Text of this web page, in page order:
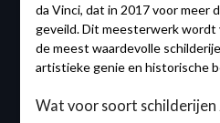
da Vinci, dat in 2017 voor meer
geveild. Dit meesterwerk wordt
de meest waardevolle
artistieke genie en historische
Wat voor soort schilderijen